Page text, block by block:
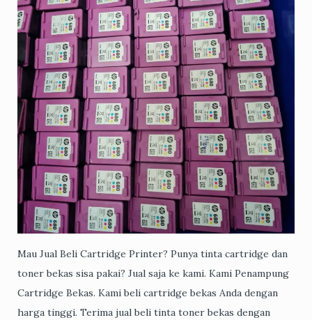
Mau Jual Beli Cartridge Printer? Punya tinta cartridge dan
toner bekas sisa pakai? Jual saja ke kami. Kami Penampung
Cartridge Bekas. Kami beli cartridge bekas Anda dengan
harga tinggi. Terima jual beli tinta toner bekas dengan